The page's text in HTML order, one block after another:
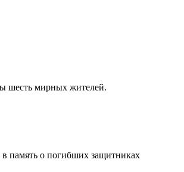
шесть мирных жителей.
память о погибших защитниках